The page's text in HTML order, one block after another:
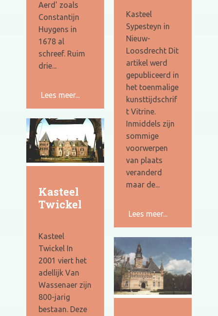
Aerd' zoals
Constantijn
Huygens in
1678 al
schreef. Ruim
drie...
Lees meer...
Kasteel
Sypesteyn in
Nieuw-
Loosdrecht Dit
artikel werd
gepubliceerd in
het toenmalige
kunsttijdschrif
t Vitrine.
Inmiddels zijn
sommige
voorwerpen
van plaats
veranderd
maar de...
Lees meer...
Kasteel
Twickel
Kasteel
Twickel In
2001 viert het
adellijk Van
Wassenaer zijn
800-jarig
bestaan. Deze